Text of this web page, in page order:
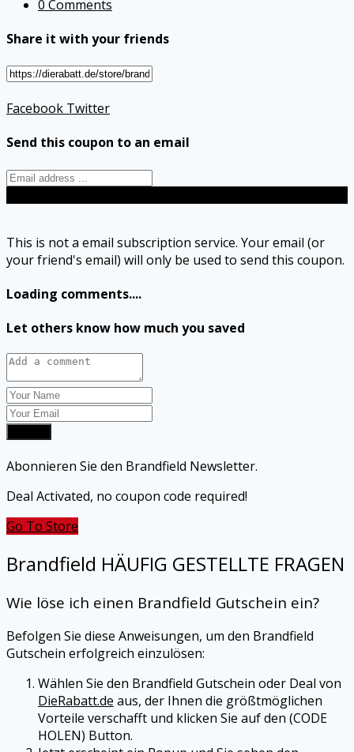
0 Comments
Share it with your friends
Facebook Twitter
Send this coupon to an email
This is not a email subscription service. Your email (or
your friend's email) will only be used to send this coupon.
Loading comments....
Let others know how much you saved
Abonnieren Sie den Brandfield Newsletter.
Deal Activated, no coupon code required!
Go To Store
Brandfield HÄUFIG GESTELLTE FRAGEN
Wie löse ich einen Brandfield Gutschein ein?
Befolgen Sie diese Anweisungen, um den Brandfield
Gutschein erfolgreich einzulösen:
Wählen Sie den Brandfield Gutschein oder Deal von
DieRabatt.de aus, der Ihnen die größtmöglichen
Vorteile verschafft und klicken Sie auf den (CODE
HOLEN) Button.